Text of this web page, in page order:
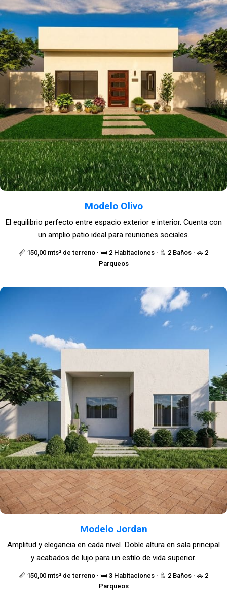
Modelo Olivo
📏 150,00 mts² de terreno · 🛏️ 2 Habitaciones · 🚿 2 Baños · 🚗 2
Parqueos
El equilibrio perfecto entre espacio exterior e interior. Cuenta con
un amplio patio ideal para reuniones sociales.
Modelo Jordan
📏 150,00 mts² de terreno · 🛏️ 3 Habitaciones · 🚿 2 Baños · 🚗 2
Parqueos
Amplitud y elegancia en cada nivel. Doble altura en sala principal
y acabados de lujo para un estilo de vida superior.